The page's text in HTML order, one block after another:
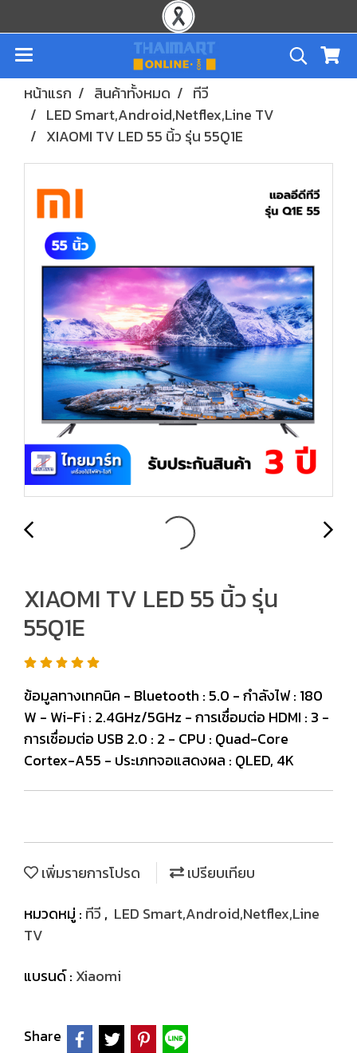
หน้าแรก สินค้าทั้งหมด
ทีวี
LED Smart,Android,Netflex,Line TV
XIAOMI TV LED 55 นิ้ว รุ่น 55Q1E
XIAOMI TV LED 55 นิ้ว รุ่น
55Q1E
ข้อมูลทางเทคนิค - Bluetooth : 5.0 - กำลังไฟ : 180
W - Wi-Fi : 2.4GHz/5GHz - การเชื่อมต่อ HDMI : 3 -
การเชื่อมต่อ USB 2.0 : 2 - CPU : Quad-Core
Cortex-A55 - ประเภทจอแสดงผล : QLED, 4K
เพิ่มรายการโปรด
เปรียบเทียบ
หมวดหมู่ : ทีวี , LED Smart,Android,Netflex,Line
TV
แบรนด์ : Xiaomi
Share